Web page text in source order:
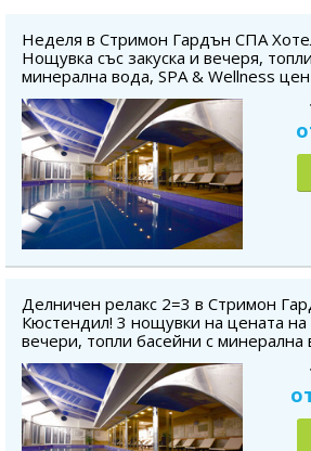
Неделя в Стримон Гардън СПА
Нощувка със закуска и вечеря,
минерална вода, SPA & Wellness
безплатно за дете до 5.99 г.
Делничен релакс 2=3 в Стримон
Кюстендил! 3 нощувки на цената на
вечери, топли басейни с минерална
Wellness център, солна стая,
г.